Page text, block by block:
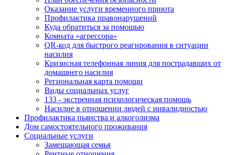
Оказание услуги временного приюта
Профилактика правонарушений
Куда обратиться за помощью
Комната «агрессора»
QR-код для быстрого реагирования в ситуации
насилия
Кризисная телефонная линия для пострадавших от
домашнего насилия
Региональная карта помощи
Виды социальных услуг
133 - экстренная психологическая помощь
Насилие в отношении людей с инвалидностью
Профилактика пьянства и алкоголизма
Дом самостоятельного проживания
Социальные услуги
Замещающая семья